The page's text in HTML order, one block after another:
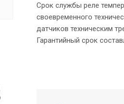
Срок службы реле
своевременного
датчиков техническим
Гарантийный срок